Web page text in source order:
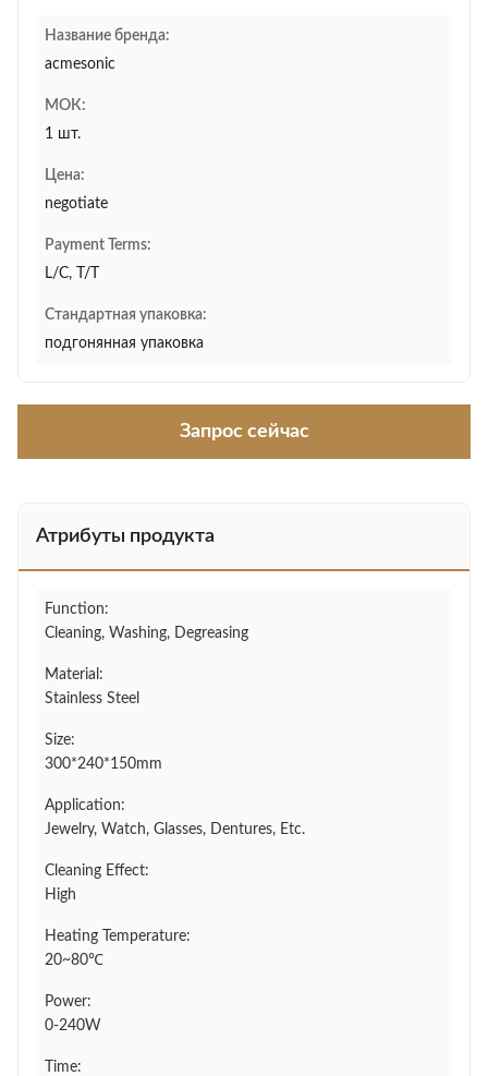
Название бренда:
acmesonic
МОК:
1 шт.
Цена:
negotiate
Payment Terms:
L/C, T/T
Стандартная упаковка:
подгонянная упаковка
Запрос сейчас
Атрибуты продукта
Function:
Cleaning, Washing, Degreasing
Material:
Stainless Steel
Size:
300*240*150mm
Application:
Jewelry, Watch, Glasses, Dentures, Etc.
Cleaning Effect:
High
Heating Temperature:
20~80℃
Power:
0-240W
Time: